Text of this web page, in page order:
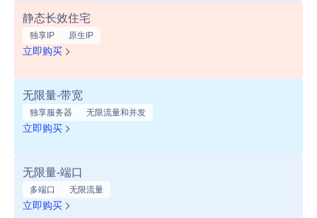
静态长效住宅
独享IP 原生IP
立即购买
无限量-带宽
独享服务器 无限流量和并发
立即购买
无限量-端口
多端口 无限流量
立即购买